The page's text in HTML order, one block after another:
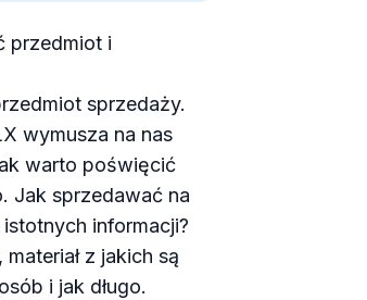
przedmiot i
sprzedaży.
wymusza na nas
warto poświęcić
Jak sprzedawać na
informacji?
z jakich są
i jak długo.